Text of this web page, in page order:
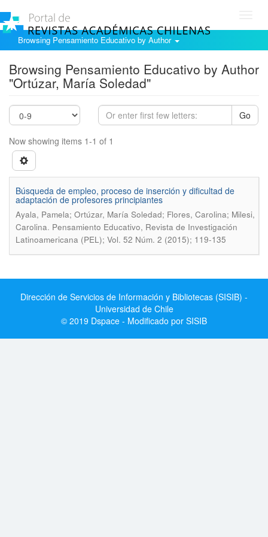
Browsing Pensamiento Educativo by Author
Browsing Pensamiento Educativo by Author
"Ortúzar, María Soledad"
Go
Now showing items 1-1 of 1
Búsqueda de empleo, proceso de inserción y dificultad de
adaptación de profesores principiantes
Ayala, Pamela; Ortúzar, María Soledad; Flores, Carolina; Milesi,
Carolina. Pensamiento Educativo, Revista de Investigación
Latinoamericana (PEL); Vol. 52 Núm. 2 (2015); 119-135
Dirección de Servicios de Información y Bibliotecas (SISIB) -
Universidad de Chile
© 2019 Dspace - Modificado por SISIB